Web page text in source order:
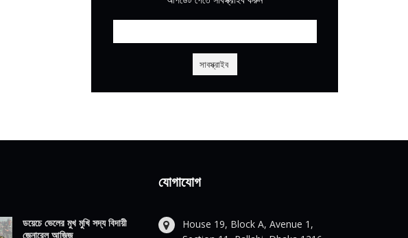
ডয়েচে ভেলের মুখ মুখি সদ্য বিদায়ী
জেনারেল আজিজ
যোগাযোগ
House 19, Block A, Avenue 1,